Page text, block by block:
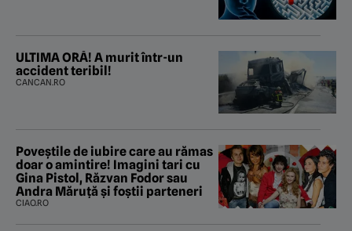
ULTIMA ORĂ! A murit într-un
accident teribil!
CANCAN.RO
Poveştile de iubire care au rămas
doar o amintire! Imagini tari cu
Gina Pistol, Răzvan Fodor sau
Andra Măruţă şi foştii parteneri
CIAO.RO